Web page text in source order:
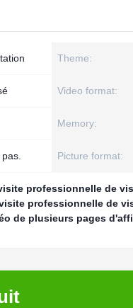
Theme:
Video format:
Memory:
Picture format:
professionnelle de
professionnelle de
de plusieurs pages